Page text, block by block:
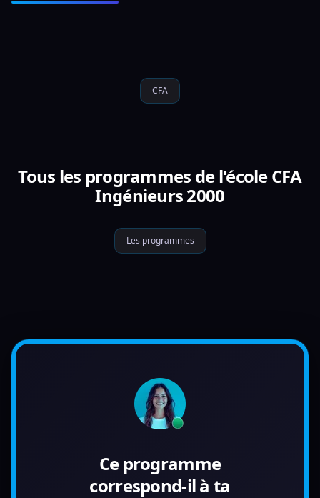
CFA
Tous les programmes de l'école CFA
Ingénieurs 2000
Les programmes
Ce programme
correspond-il à ta